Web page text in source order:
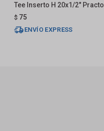
Tee Inserto H 20x1/2" Practo
$ 75
ENVÍO EXPRESS